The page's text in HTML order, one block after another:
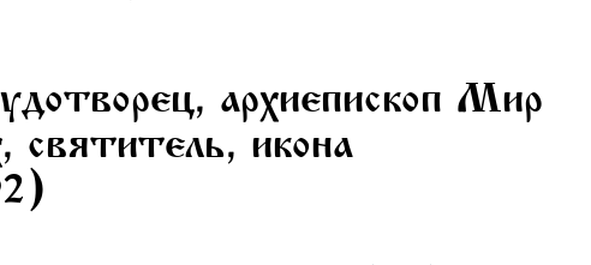
архиепископ Мир
святитель, икона